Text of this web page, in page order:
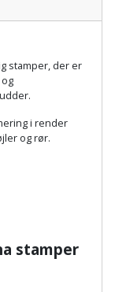
stamper, der er
i render
og rør.
stamper